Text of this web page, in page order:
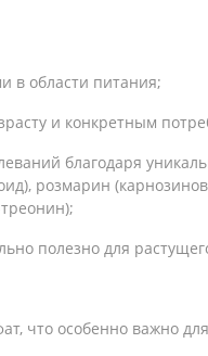
в области питания;
и конкретным
благодаря
розмарин
полезно для
что особенно важно